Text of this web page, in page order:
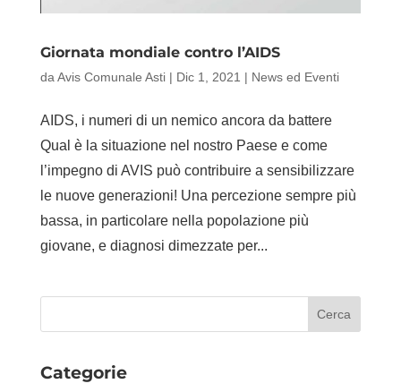
Giornata mondiale contro l’AIDS
da Avis Comunale Asti| Dic 1, 2021 | News ed Eventi
AIDS, i numeri di un nemico ancora da battere
Qual è la situazione nel nostro Paese e come
l’impegno di AVIS può contribuire a sensibilizzare
le nuove generazioni! Una percezione sempre più
bassa, in particolare nella popolazione più
giovane, e diagnosi dimezzate per...
Categorie